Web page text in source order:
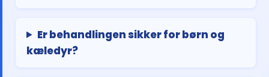
Er behandlingen sikker for børn og
kæledyr?